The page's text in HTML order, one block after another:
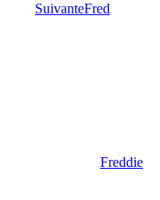
SuivanteFred
Freddie